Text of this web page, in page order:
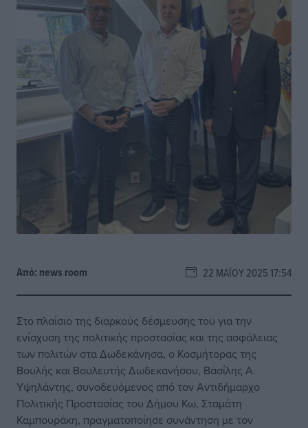
Από: news room 22 ΜΑΪ́ΟΥ 2025 17:54
Στο πλαίσιο της διαρκούς δέσμευσης του για την
ενίσχυση της πολιτικής προστασίας και της ασφάλειας
των πολιτών στα Δωδεκάνησα, ο Κοσμήτορας της
Βουλής και Βουλευτής Δωδεκανήσου, Βασίλης Α.
Υψηλάντης, συνοδευόμενος από τον Αντιδήμαρχο
Πολιτικής Προστασίας του Δήμου Κω, Σταμάτη
Καμπουράκη, πραγματοποίησε συνάντηση με τον